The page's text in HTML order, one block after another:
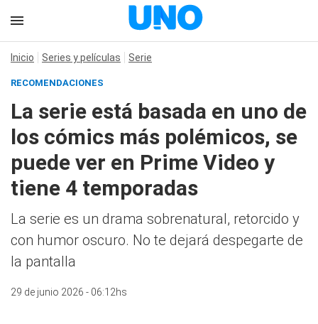
Inicio Series y películas Serie
RECOMENDACIONES
La serie está basada en uno de
los cómics más polémicos, se
puede ver en Prime Video y
tiene 4 temporadas
La serie es un drama sobrenatural, retorcido y
con humor oscuro. No te dejará despegarte de
la pantalla
29 de junio 2026 - 06:12hs